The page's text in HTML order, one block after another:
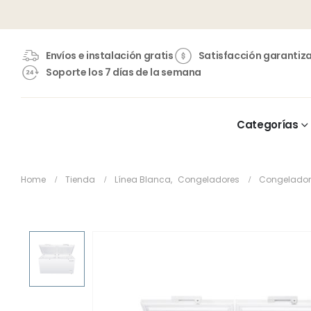
Envíos e instalación gratis
Satisfacción
Soporte los 7 días de la semana
Categorías
Home Tienda Línea Blanca, Congeladores Congelador